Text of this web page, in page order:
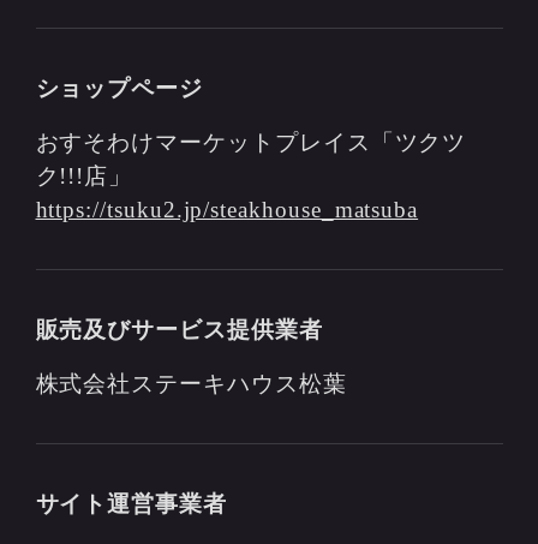
ショップページ
おすそわけマーケットプレイス「ツクツ
ク!!!店」
https://tsuku2.jp/steakhouse_matsuba
販売及びサービス提供業者
株式会社ステーキハウス松葉
サイト運営事業者